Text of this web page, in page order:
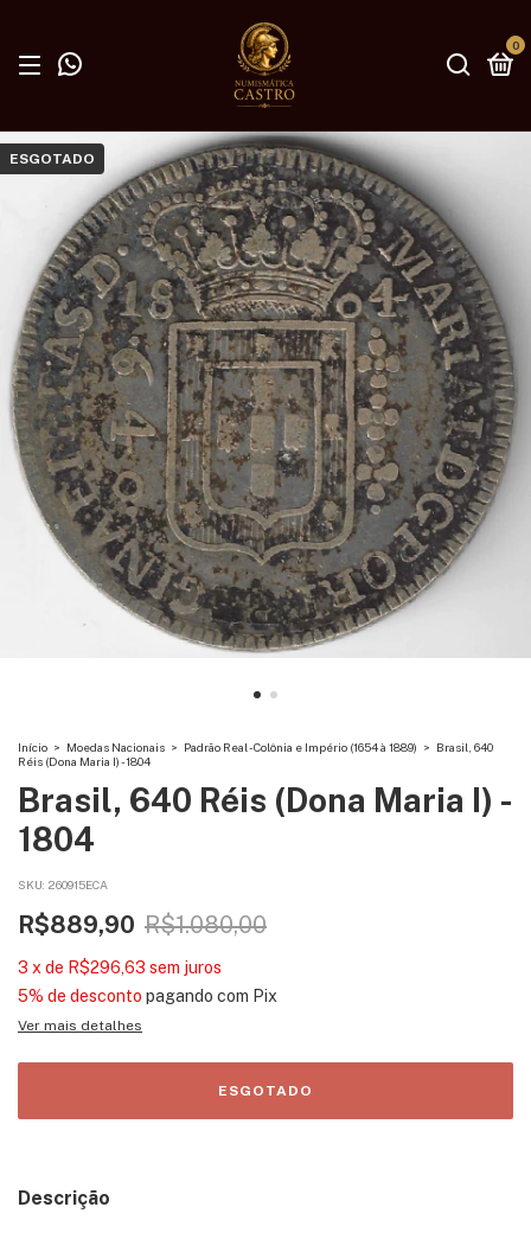
0
ESGOTADO
Início > Moedas Nacionais > Padrão Real - Colônia e Império (1654 à 1889) > Brasil, 640
Réis (Dona Maria I) - 1804
Brasil, 640 Réis (Dona Maria I) -
1804
SKU: 260915ECA
R$889,90 R$1.080,00
3 xde R$296,63 sem juros
5% de desconto pagando com Pix
Ver mais detalhes
Descrição